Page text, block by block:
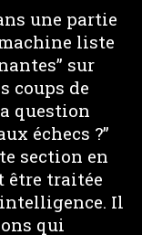
une partie
liste
sur
coups de
question
échecs ?”
section en
être traitée
Il
qui